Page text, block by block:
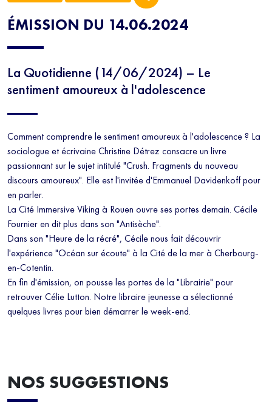
ÉMISSION DU 14.06.2024
La Quotidienne (14/06/2024) – Le
sentiment amoureux à l'adolescence
Comment comprendre le sentiment amoureux à l'adolescence ? La
sociologue et écrivaine Christine Détrez consacre un livre
passionnant sur le sujet intitulé "Crush. Fragments du nouveau
discours amoureux". Elle est l'invitée d'Emmanuel Davidenkoff pour
en parler.
La Cité Immersive Viking à Rouen ouvre ses portes demain. Cécile
Fournier en dit plus dans son "Antisèche".
Dans son "Heure de la récré", Cécile nous fait découvrir
l'expérience "Océan sur écoute" à la Cité de la mer à Cherbourg-
en-Cotentin.
En fin d'émission, on pousse les portes de la "Librairie" pour
retrouver Célie Lutton. Notre libraire jeunesse a sélectionné
quelques livres pour bien démarrer le week-end.
NOS SUGGESTIONS
NEWSLETTER
Inscrivez-vous à notre newsletter 100% éducation et recevez
tous les mercredis le meilleur des programmes SQOOL TV en
recevoir régulièrement notre newsletter par courrier électronique et vous
prenez connaissance de notre politique de confidentialité. Vous pouvez
à tout moment vous désabonner avec le bouton de désinscription qui
figure en bas de chaque mail reçu.